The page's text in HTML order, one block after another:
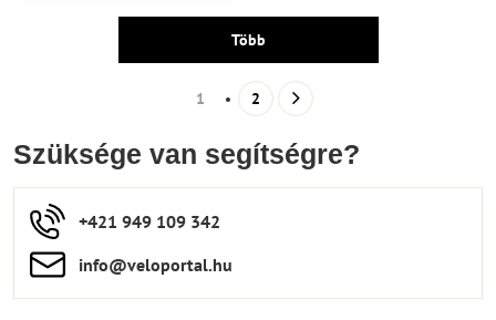
Több
1 2
Szüksége van segítségre?
+421 949 109 342
info​​@veloportal​.hu